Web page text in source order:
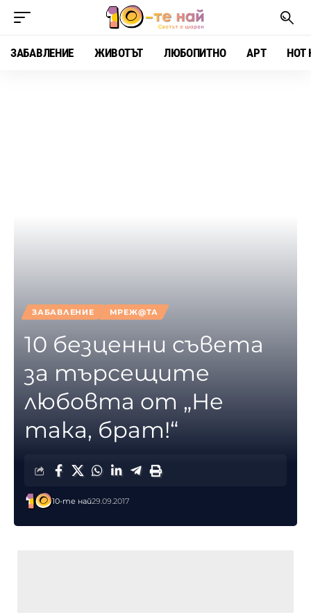
ЗАБАВЛЕНИЕ ЖИВОТЪТ ЛЮБОПИТНО АРТ HOT
ЗАБАВЛЕНИЕ МРЕЖ@ТА
10 безценни съвета
за търсещите
любовта от „Не
така, брат!“
10-те най29.09.2017